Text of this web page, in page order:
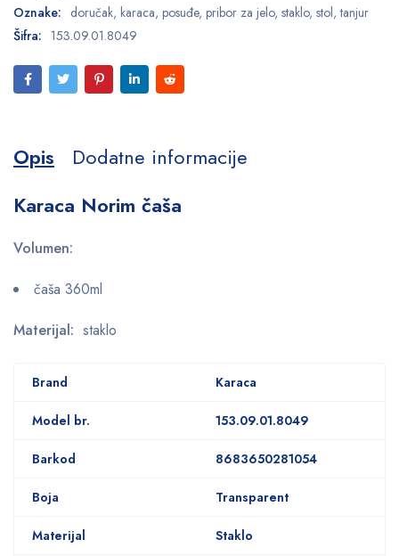
Oznake: doručak, karaca, posuđe, pribor za jelo, staklo, stol,tanjur
Šifra: 153.09.01.8049
Opis
Dodatne informacije
Karaca Norim čaša
Volumen:
čaša 360ml
Materijal: staklo
Brand Karaca
Model br. 153.09.01.8049
Barkod 8683650281054
Boja Transparent
Materijal Staklo